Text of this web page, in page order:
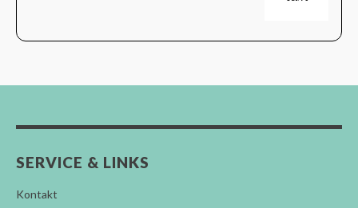
SERVICE & LINKS
Kontakt